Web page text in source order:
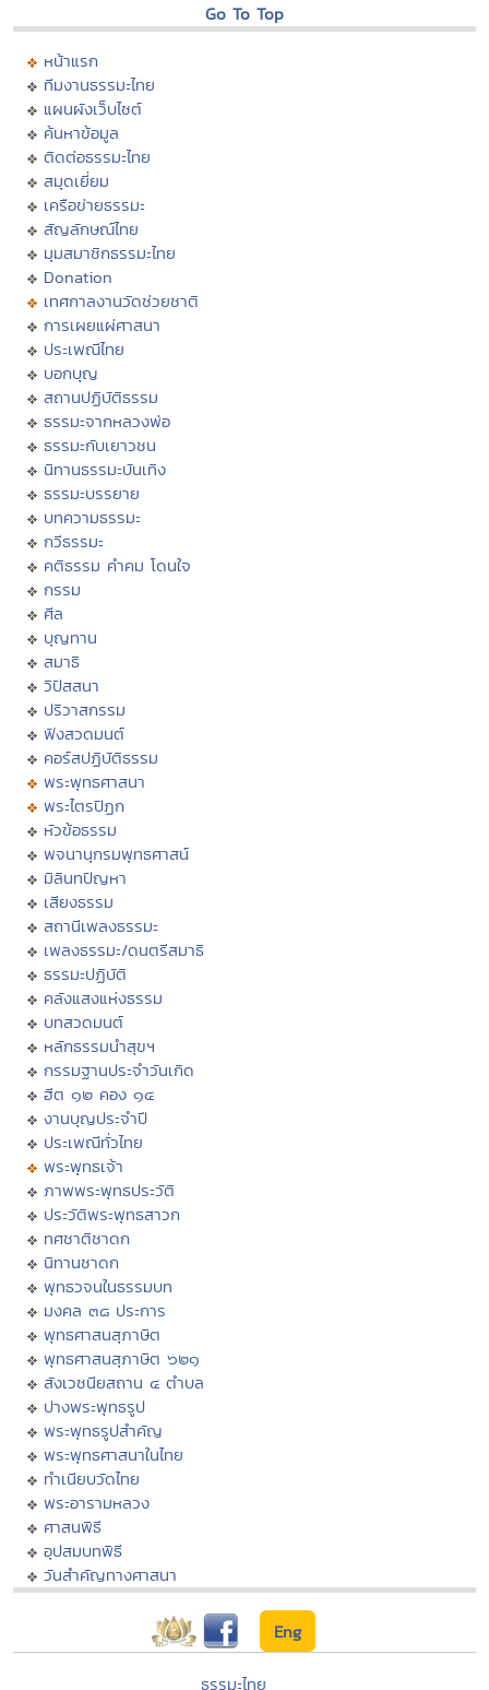
Go To Top
หน้าแรก
ทีมงานธรรมะไทย
แผนผังเว็บไซต์
ค้นหาข้อมูล
ติดต่อธรรมะไทย
สมุดเยี่ยม
เครือข่ายธรรมะ
สัญลักษณ์ไทย
มุมสมาชิกธรรมะไทย
Donation
เทศกาลงานวัดช่วยชาติ
การเผยแผ่ศาสนา
ประเพณีไทย
บอกบุญ
สถานปฏิบัติธรรม
ธรรมะจากหลวงพ่อ
ธรรมะกับเยาวชน
นิทานธรรมะบันเทิง
ธรรมะบรรยาย
บทความธรรมะ
กวีธรรมะ
คติธรรม คำคม โดนใจ
กรรม
ศีล
บุญทาน
สมาธิ
วิปัสสนา
ปริวาสกรรม
ฟังสวดมนต์
คอร์สปฏิบัติธรรม
พระพุทธศาสนา
พระไตรปิฏก
หัวข้อธรรม
พจนานุกรมพุทธศาสน์
มิลินทปัญหา
เสียงธรรม
สถานีเพลงธรรมะ
เพลงธรรมะ/ดนตรีสมาธิ
ธรรมะปฏิบัติ
คลังแสงแห่งธรรม
บทสวดมนต์
หลักธรรมนำสุขฯ
กรรมฐานประจำวันเกิด
ฮีต ๑๒ คอง ๑๔
งานบุญประจำปี
ประเพณีทั่วไทย
พระพุทธเจ้า
ภาพพระพุทธประวัติ
ประวัติพระพุทธสาวก
ทศชาติชาดก
นิทานชาดก
พุทธวจนในธรรมบท
มงคล ๓๘ ประการ
พุทธศาสนสุภาษิต
พุทธศาสนสุภาษิต ๖๒๑
สังเวชนียสถาน ๔ ตำบล
ปางพระพุทธรูป
พระพุทธรูปสำคัญ
พระพุทธศาสนาในไทย
ทำเนียบวัดไทย
พระอารามหลวง
ศาสนพิธี
อุปสมบทพิธี
วันสำคัญทางศาสนา
Eng
ธรรมะไทย